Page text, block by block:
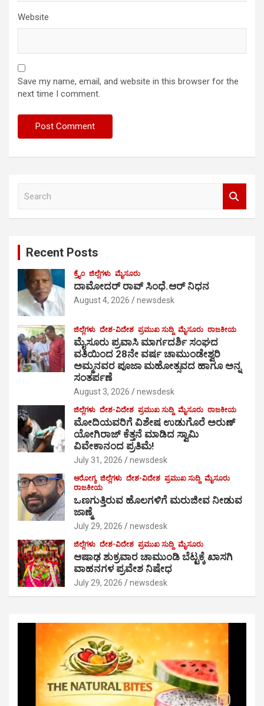
Website
Save my name, email, and website in this browser for the
next time I comment.
Recent Posts
ಕ್ರೈಂ ಜಿಲ್ಲೆಗಳು ಮೈಸೂರು
ದಾಮೋದರ್ ರಾವ್ ಸಿಂಧೆ.ಆರ್ ನಿಧನ
August 4, 2026 newsdesk
ಜಿಲ್ಲೆಗಳು ದೇಶ-ವಿದೇಶ ಪ್ರಮುಖ ಸುದ್ದಿ ಮೈಸೂರು ರಾಜಕೀಯ
ಮೈಸೂರು ಪ್ರವಾಸಿ ಮಾರ್ಗದರ್ಶಿ ಸಂಘದ
ವತಿಯಿಂದ 28ನೇ ವರ್ಷ ಚಾಮುಂಡೇಶ್ವರಿ
ಅಮ್ಮನವರ ಪೂಜಾ ಮಹೋತ್ಸವದ ಹಾಗೂ ಅನ್ನ
ಸಂತರ್ಪಣೆ
August 3, 2026 newsdesk
ಜಿಲ್ಲೆಗಳು ದೇಶ-ವಿದೇಶ ಪ್ರಮುಖ ಸುದ್ದಿ ಮೈಸೂರು ರಾಜಕೀಯ
ಮೋದಿಯವರಿಗೆ ವಿಶೇಷ ಉಡುಗೊರೆ ಅರುಣ್
ಯೋಗಿರಾಜ್ ಕೆತ್ತನೆ ಮಾಡಿದ ಸ್ವಾಮಿ
ವಿವೇಕಾನಂದ ಪ್ರತಿಮೆ!
July 31, 2026 newsdesk
ಆರೋಗ್ಯ ಜಿಲ್ಲೆಗಳು ದೇಶ-ವಿದೇಶ ಪ್ರಮುಖ ಸುದ್ದಿ ಮೈಸೂರು
ರಾಜಕೀಯ
ಒಣಗುತ್ತಿರುವ ಹೊಲಗಳಿಗೆ ಮರುಜೀವ ನೀಡುವ
ಜಾಣ್ಮೆ
July 29, 2026 newsdesk
ಜಿಲ್ಲೆಗಳು ದೇಶ-ವಿದೇಶ ಪ್ರಮುಖ ಸುದ್ದಿ ಮೈಸೂರು
ಆಷಾಢ ಶುಕ್ರವಾರ ಚಾಮುಂಡಿ ಬೆಟ್ಟಕ್ಕೆ ಖಾಸಗಿ
ವಾಹನಗಳ ಪ್ರವೇಶ ನಿಷೇಧ
July 29, 2026 newsdesk